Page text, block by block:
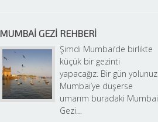
MUMBAI GEZI REHBERI
Şimdi Mumbai’de birlikte
küçük bir gezinti
yapacağız. Bir gün yolunuz
Mumbai’ye düşerse
umarım buradaki Mumbai
Gezi…